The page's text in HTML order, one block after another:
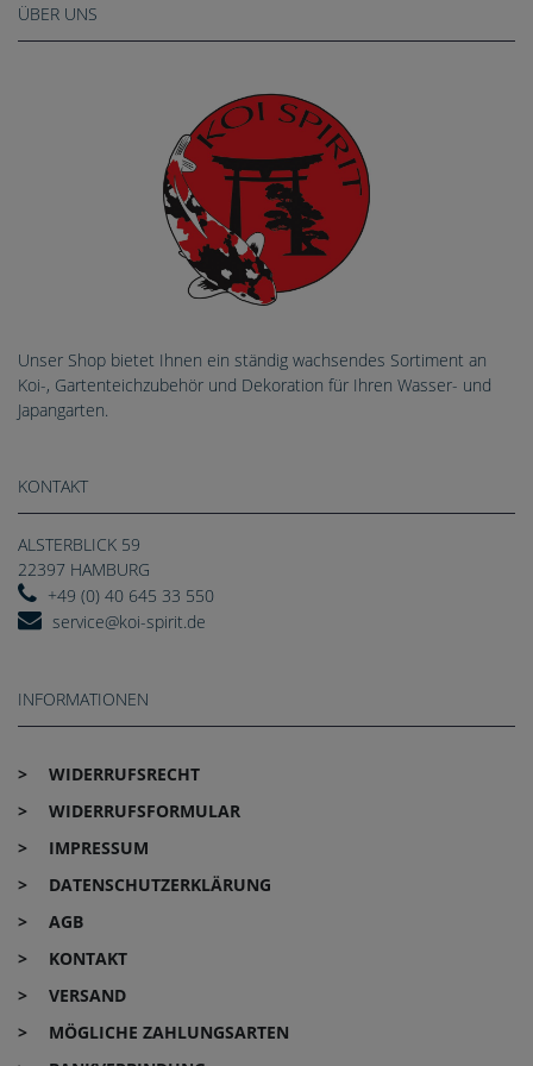
ÜBER UNS
Unser Shop bietet Ihnen ein ständig wachsendes Sortiment an
Koi-, Gartenteichzubehör und Dekoration für Ihren Wasser- und
Japangarten.
KONTAKT
ALSTERBLICK 59
22397 HAMBURG
+49 (0) 40 645 33 550
service@koi-spirit.de
INFORMATIONEN
WIDERRUFS­RECHT
WIDERRUFS­FORMULAR
IMPRESSUM
DATEN­SCHUTZ­ERKLÄRUNG
AGB
KONTAKT
VERSAND
MÖGLICHE ZAHLUNGSARTEN